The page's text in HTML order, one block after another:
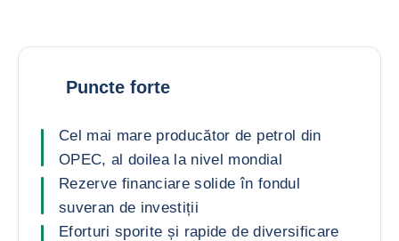
Puncte forte
Cel mai mare producător de petrol din
OPEC, al doilea la nivel mondial
Rezerve financiare solide în fondul
suveran de investiții
Eforturi sporite și rapide de diversificare